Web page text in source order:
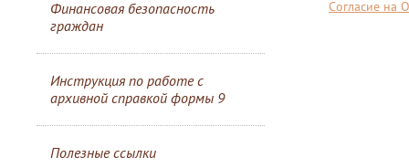
Финансовая безопасность
граждан
Инструкция по работе с
архивной справкой формы 9
Полезные ссылки
Согласие на